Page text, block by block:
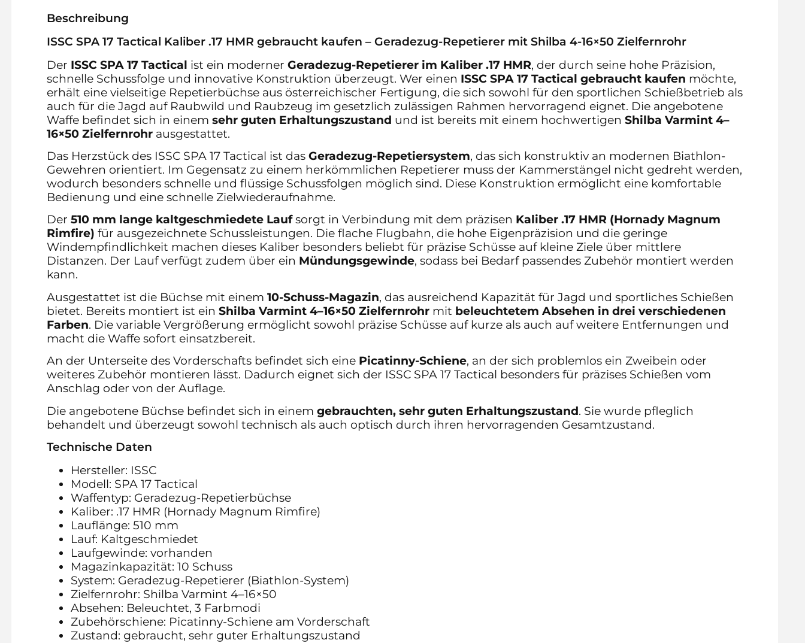
Beschreibung
ISSC SPA 17 Tactical Kaliber .17 HMR gebraucht kaufen – Geradezug-Repetierer mit Shilba 4-16×50 Zielfernrohr
Der ISSC SPA 17 Tactical ist ein moderner Geradezug-Repetierer im Kaliber .17 HMR, der durch seine hohe Präzision,
schnelle Schussfolge und innovative Konstruktion überzeugt. Wer einen ISSC SPA 17 Tactical gebraucht kaufen möchte,
erhält eine vielseitige Repetierbüchse aus österreichischer Fertigung, die sich sowohl für den sportlichen Schießbetrieb als
auch für die Jagd auf Raubwild und Raubzeug im gesetzlich zulässigen Rahmen hervorragend eignet. Die angebotene
Waffe befindet sich in einem sehr guten Erhaltungszustand und ist bereits mit einem hochwertigen Shilba Varmint 4–
16×50 Zielfernrohrausgestattet.
Das Herzstück des ISSC SPA 17 Tactical ist das Geradezug-Repetiersystem, das sich konstruktiv an modernen Biathlon-
Gewehren orientiert. Im Gegensatz zu einem herkömmlichen Repetierer muss der Kammerstängel nicht gedreht werden,
wodurch besonders schnelle und flüssige Schussfolgen möglich sind. Diese Konstruktion ermöglicht eine komfortable
Bedienung und eine schnelle Zielwiederaufnahme.
Der 510 mm lange kaltgeschmiedete Laufsorgt in Verbindung mit dem präzisen Kaliber .17 HMR (Hornady Magnum
Rimfire) für ausgezeichnete Schussleistungen. Die flache Flugbahn, die hohe Eigenpräzision und die geringe
Windempfindlichkeit machen dieses Kaliber besonders beliebt für präzise Schüsse auf kleine Ziele über mittlere
Distanzen. Der Lauf verfügt zudem über ein Mündungsgewinde, sodass bei Bedarf passendes Zubehör montiert werden
kann.
Ausgestattet ist die Büchse mit einem 10-Schuss-Magazin, das ausreichend Kapazität für Jagd und sportliches Schießen
bietet. Bereits montiert ist ein Shilba Varmint 4–16×50 Zielfernrohrmit beleuchtetem Absehen in drei verschiedenen
Farben. Die variable Vergrößerung ermöglicht sowohl präzise Schüsse auf kurze als auch auf weitere Entfernungen und
macht die Waffe sofort einsatzbereit.
An der Unterseite des Vorderschafts befindet sich eine Picatinny-Schiene, an der sich problemlos ein Zweibein oder
weiteres Zubehör montieren lässt. Dadurch eignet sich der ISSC SPA 17 Tactical besonders für präzises Schießen vom
Anschlag oder von der Auflage.
Die angebotene Büchse befindet sich in einem gebrauchten, sehr guten Erhaltungszustand. Sie wurde pfleglich
behandelt und überzeugt sowohl technisch als auch optisch durch ihren hervorragenden Gesamtzustand.
Technische Daten
Hersteller: ISSC
Modell: SPA 17 Tactical
Waffentyp: Geradezug-Repetierbüchse
Kaliber: .17 HMR (Hornady Magnum Rimfire)
Lauflänge: 510 mm
Lauf: Kaltgeschmiedet
Laufgewinde: vorhanden
Magazinkapazität: 10 Schuss
System: Geradezug-Repetierer (Biathlon-System)
Zielfernrohr: Shilba Varmint 4–16×50
Absehen: Beleuchtet, 3 Farbmodi
Zubehörschiene: Picatinny-Schiene am Vorderschaft
Zustand: gebraucht, sehr guter Erhaltungszustand